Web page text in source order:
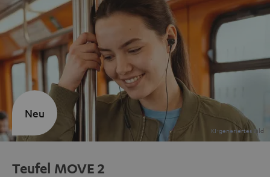
Teufel MOVE 2
Neu